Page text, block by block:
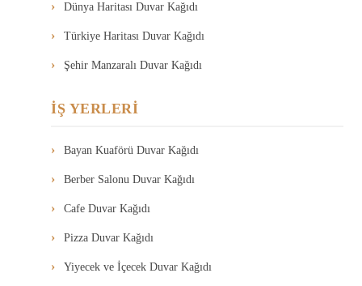
Dünya Haritası Duvar Kağıdı
Türkiye Haritası Duvar Kağıdı
Şehir Manzaralı Duvar Kağıdı
İŞ YERLERİ
Bayan Kuaförü Duvar Kağıdı
Berber Salonu Duvar Kağıdı
Cafe Duvar Kağıdı
Pizza Duvar Kağıdı
Yiyecek ve İçecek Duvar Kağıdı